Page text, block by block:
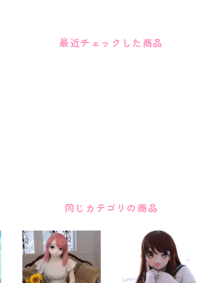
最近チェックした商品
同じカテゴリの商品